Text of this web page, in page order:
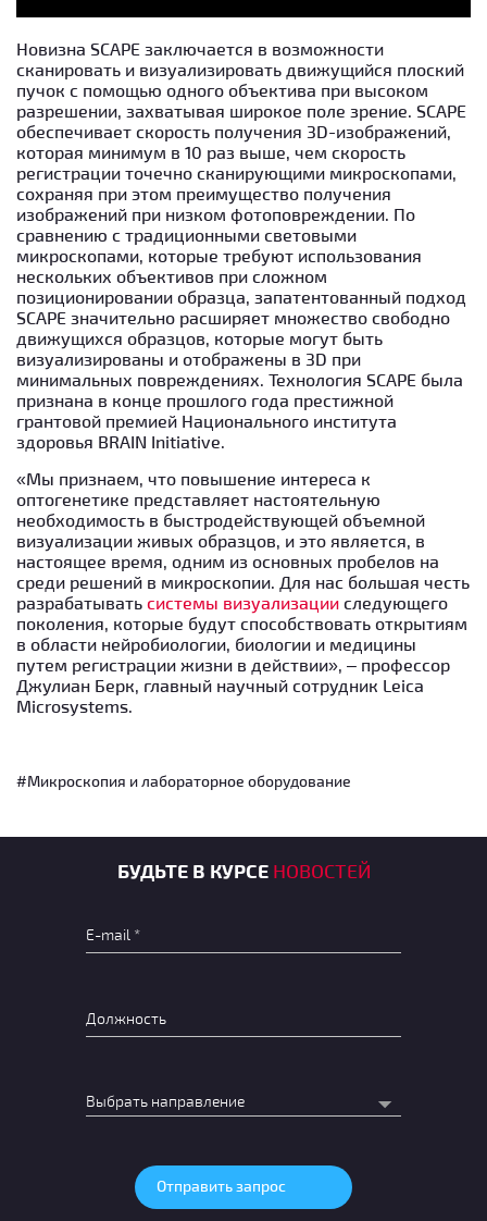
Новизна SCAPE заключается в возможности
сканировать и визуализировать движущийся плоский
пучок с помощью одного объектива при высоком
разрешении, захватывая широкое поле зрение. SCAPE
обеспечивает скорость получения 3D-изображений,
которая минимум в 10 раз выше, чем скорость
регистрации точечно сканирующими микроскопами,
сохраняя при этом преимущество получения
изображений при низком фотоповреждении. По
сравнению с традиционными световыми
микроскопами, которые требуют использования
нескольких объективов при сложном
позиционировании образца, запатентованный подход
SCAPE значительно расширяет множество свободно
движущихся образцов, которые могут быть
визуализированы и отображены в 3D при
минимальных повреждениях. Технология SCAPE была
признана в конце прошлого года престижной
грантовой премией Национального института
здоровья BRAIN Initiative.
«Мы признаем, что повышение интереса к
оптогенетике представляет настоятельную
необходимость в быстродействующей объемной
визуализации живых образцов, и это является, в
настоящее время, одним из основных пробелов на
среди решений в микроскопии. Для нас большая честь
разрабатывать системы визуализации следующего
поколения, которые будут способствовать открытиям
в области нейробиологии, биологии и медицины
путем регистрации жизни в действии», – профессор
Джулиан Берк, главный научный сотрудник Leica
Microsystems.
#Микроскопия и лабораторное оборудование
БУДЬТЕ В КУРСЕ НОВОСТЕЙ